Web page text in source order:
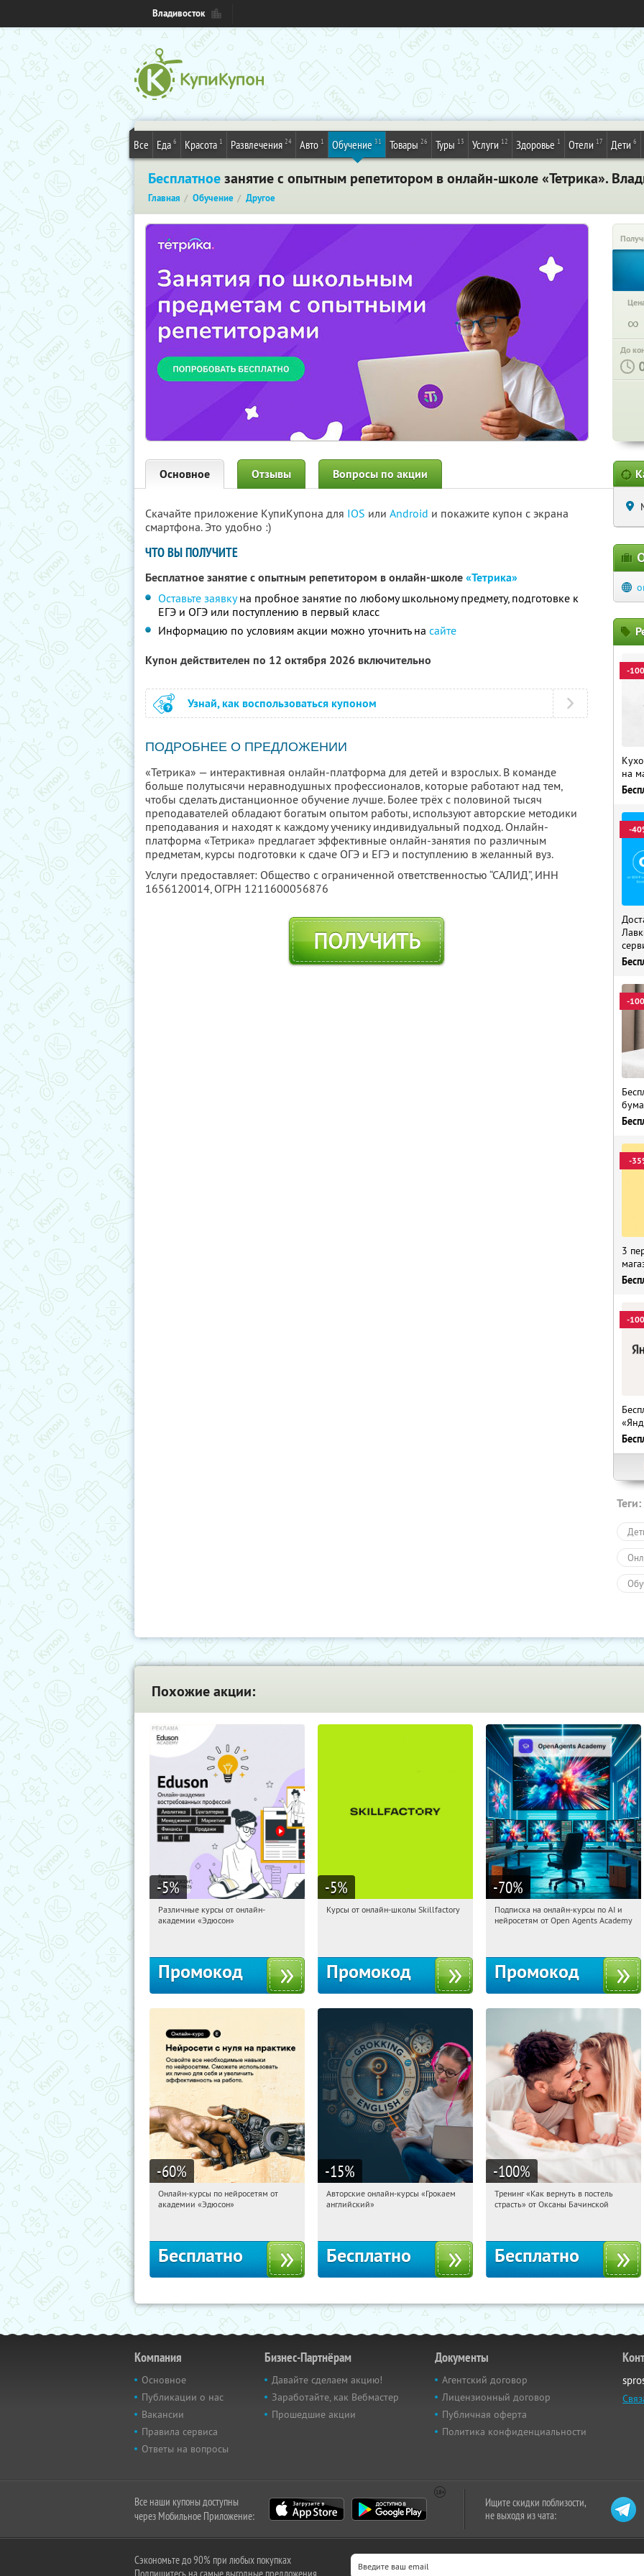
Владивосток
Все Еда 6 Красота 1 Развлечения 24 Авто 1 Обучение 31 Товары 26 Туры 13 Услуги 12 Здоровье 1 Отели 17 Дети 6
Бесплатноезанятие с опытным репетитором в онлайн-школе «Тетрика».
Главная Обучение Другое
∞
До
Основное Отзывы Вопросы по акции
Скачайте приложение КупиКупона для IOS или Android и покажите купон с экрана
смартфона. Это удобно :)
ЧТО ВЫ ПОЛУЧИТЕ
Бесплатное занятие с опытным репетитором в онлайн-школе«Тетрика»
Оставьте заявкуна пробное занятие по любому школьному предмету, подготовке к
ЕГЭ и ОГЭ или поступлению в первый класс
Информацию по условиям акции можно уточнить на сайте
Купон действителен по 12 октября 2026 включительно
Узнай, как воспользоваться купоном
ПОДРОБНЕЕ О ПРЕДЛОЖЕНИИ
«Тетрика» — интерактивная онлайн-платформа для детей и взрослых. В команде
больше полутысячи неравнодушных профессионалов, которые работают над тем,
чтобы сделать дистанционное обучение лучше. Более трёх с половиной тысяч
преподавателей обладают богатым опытом работы, используют авторские методики
преподавания и находят к каждому ученику индивидуальный подход. Онлайн-
платформа «Тетрика» предлагает эффективные онлайн-занятия по различным
предметам, курсы подготовки к сдаче ОГЭ и ЕГЭ и поступлению в желанный вуз.
Услуги предоставляет: Общество с ограниченной ответственностью “САЛИД”, ИНН
1656120014, ОГРН 1211600056876
ПОЛУЧИТЬ
-
на
-
-
-
3
-
Теги:
Похожие акции:
-5%
03:51:44 Получили:
Различные курсы от онлайн-
академии «Эдюсон»
Промокод
-5%
03:51:44
Получи первым!
Курсы от онлайн-школы Skillfactory
Промокод
-70%
03:51:44 Получили:
Подписка на онлайн-курсы по AI и
нейросетям от Open Agents Academy
Промокод
-60%
03:51:44 Получили:
Онлайн-курсы по нейросетям от
академии «Эдюсон»
Бесплатно
-15%
03:51:44 Получили:
Авторские онлайн-курсы «Грокаем
английский»
Бесплатно
-100%
03:51:44 Получили:
Тренинг «Как вернуть в постель
страсть» от Оксаны Бачинской
Бесплатно
Компания
Основное
Публикации о нас
Вакансии
Правила сервиса
Ответы на вопросы
Бизнес-Партнёрам
Давайте сделаем акцию!
Заработайте, как Вебмастер
Прошедшие акции
Документы
Агентский договор
Лицензионный договор
Публичная оферта
Политика конфиденциальности
Все наши купоны доступны
через Мобильное Приложение:
Ищите скидки поблизости,
не выходя из чата:
Сэкономьте до 90% при любых покупках